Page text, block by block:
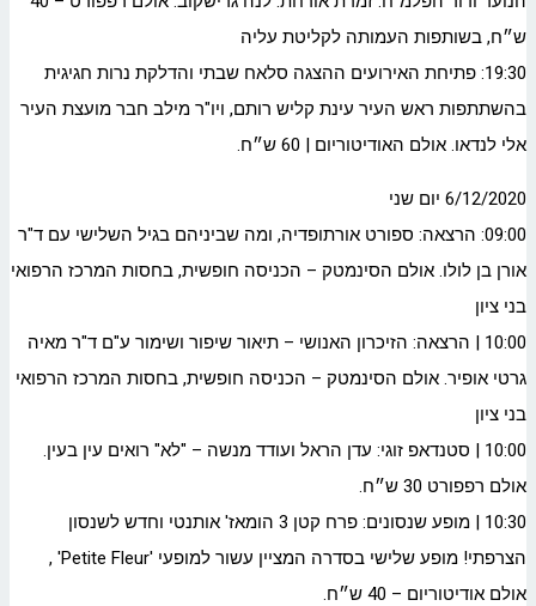
ש״ח, בשותפות העמותה לקליטת עליה
19:30: פתיחת האירועים ההצגה סלאח שבתי והדלקת נרות חגיגית
בהשתתפות ראש העיר עינת קליש רותם, ויו"ר מילב חבר מועצת העיר
אלי לנדאו. אולם האודיטוריום | 60 ש״ח.
6/12/2020 יום שני
09:00: הרצאה: ספורט אורתופדיה, ומה שביניהם בגיל השלישי עם ד"ר
אורן בן לולו. אולם הסינמטק – הכניסה חופשית, בחסות המרכז הרפואי
בני ציון
10:00 | הרצאה: הזיכרון האנושי – תיאור שיפור ושימור ע"ם ד"ר מאיה
גרטי אופיר. אולם הסינמטק – הכניסה חופשית, בחסות המרכז הרפואי
בני ציון
10:00 | סטנדאפ זוגי: עדן הראל ועודד מנשה – "לא" רואים עין בעין.
אולם רפפורט 30 ש״ח.
10:30 | מופע שנסונים: פרח קטן 3 הומאז' אותנטי וחדש לשנסון
הצרפתי! מופע שלישי בסדרה המציין עשור למופעי 'Petite Fleur' ,
אולם אודיטוריום – 40 ש״ח.